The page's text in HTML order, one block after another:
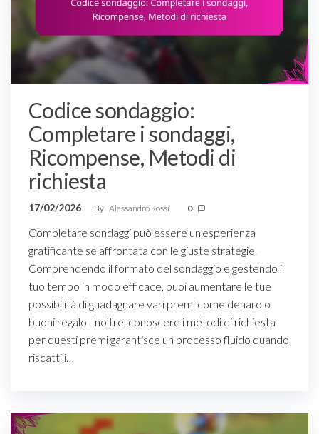
Codice sondaggio:
Completare i sondaggi,
Ricompense, Metodi di
richiesta
17/02/2026 By Alessandro Rossi 0
Completare sondaggi può essere un’esperienza
gratificante se affrontata con le giuste strategie.
Comprendendo il formato del sondaggio e gestendo il
tuo tempo in modo efficace, puoi aumentare le tue
possibilità di guadagnare vari premi come denaro o
buoni regalo. Inoltre, conoscere i metodi di richiesta
per questi premi garantisce un processo fluido quando
riscatti i…